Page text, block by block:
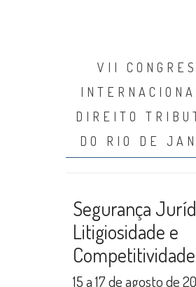
VII
DIREITO
DO RIO DE
Segurança
Litigiosidade e
Competitividade
15 a 17 de agosto de